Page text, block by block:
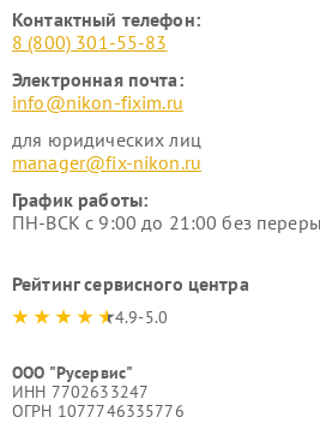
Контактный телефон:
8 (800) 301-55-83
Электронная почта:
info@nikon-fixim.ru
для юридических лиц
manager@fix-nikon.ru
График работы:
ПН-ВСК с 9:00 до 21:00 без
Рейтинг сервисного центра
4.9-5.0
ООО "Русервис"
ИНН 7702633247
ОГРН 1077746335776